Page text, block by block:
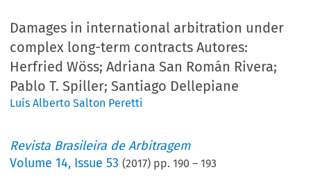
Damages in international arbitration under
complex long-term contracts Autores:
Herfried Wöss; Adriana San Román Rivera;
Pablo T. Spiller; Santiago Dellepiane
Luís Alberto Salton Peretti
Revista Brasileira de Arbitragem
Volume14, Issue 53 (2017) pp.190 –193